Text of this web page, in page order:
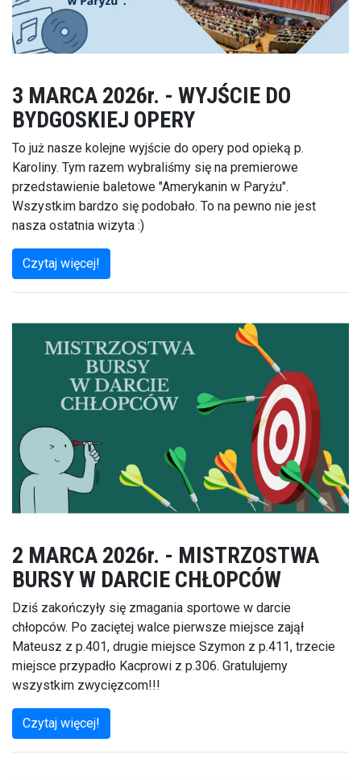
3 MARCA 2026r. - WYJŚCIE DO
BYDGOSKIEJ OPERY
To już nasze kolejne wyjście do opery pod opieką p.
Karoliny. Tym razem wybraliśmy się na premierowe
przedstawienie baletowe "Amerykanin w Paryżu".
Wszystkim bardzo się podobało. To na pewno nie jest
nasza ostatnia wizyta :)
Czytaj więcej!
2 MARCA 2026r. - MISTRZOSTWA
BURSY W DARCIE CHŁOPCÓW
Dziś zakończyły się zmagania sportowe w darcie
chłopców. Po zaciętej walce pierwsze miejsce zajął
Mateusz z p.401, drugie miejsce Szymon z p.411, trzecie
miejsce przypadło Kacprowi z p.306. Gratulujemy
wszystkim zwycięzcom!!!
Czytaj więcej!